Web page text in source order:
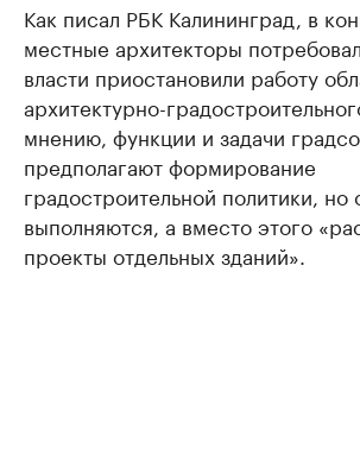
Как писал РБК Калининград, в
местные архитекторы
власти приостановили работу
архитектурно-
мнению, функции и задачи
предполагают формирование
градостроительной политики, но
выполняются, а вместо этого
проекты отдельных зданий».